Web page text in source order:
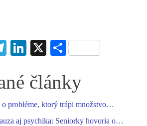
Te
gr
m
Li
ed
X S
re
články
o probléme, ktorý trápi množstvo…
aj psychika: Seniorky hovoria o…